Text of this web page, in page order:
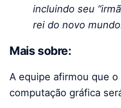
incluindo seu
rei do novo
Mais sobre:
A equipe afirmou que
computação gráfica